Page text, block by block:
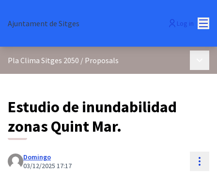
Ajuntament de Sitges Log in
Pla Clima Sitges 2050 / Proposals
Estudio de inundabilidad
zonas Quint Mar.
Domingo
03/12/2025 17:17